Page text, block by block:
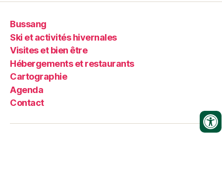
Bussang
Ski et activités hivernales
Visites et bien être
Hébergements et restaurants
Cartographie
Agenda
Contact